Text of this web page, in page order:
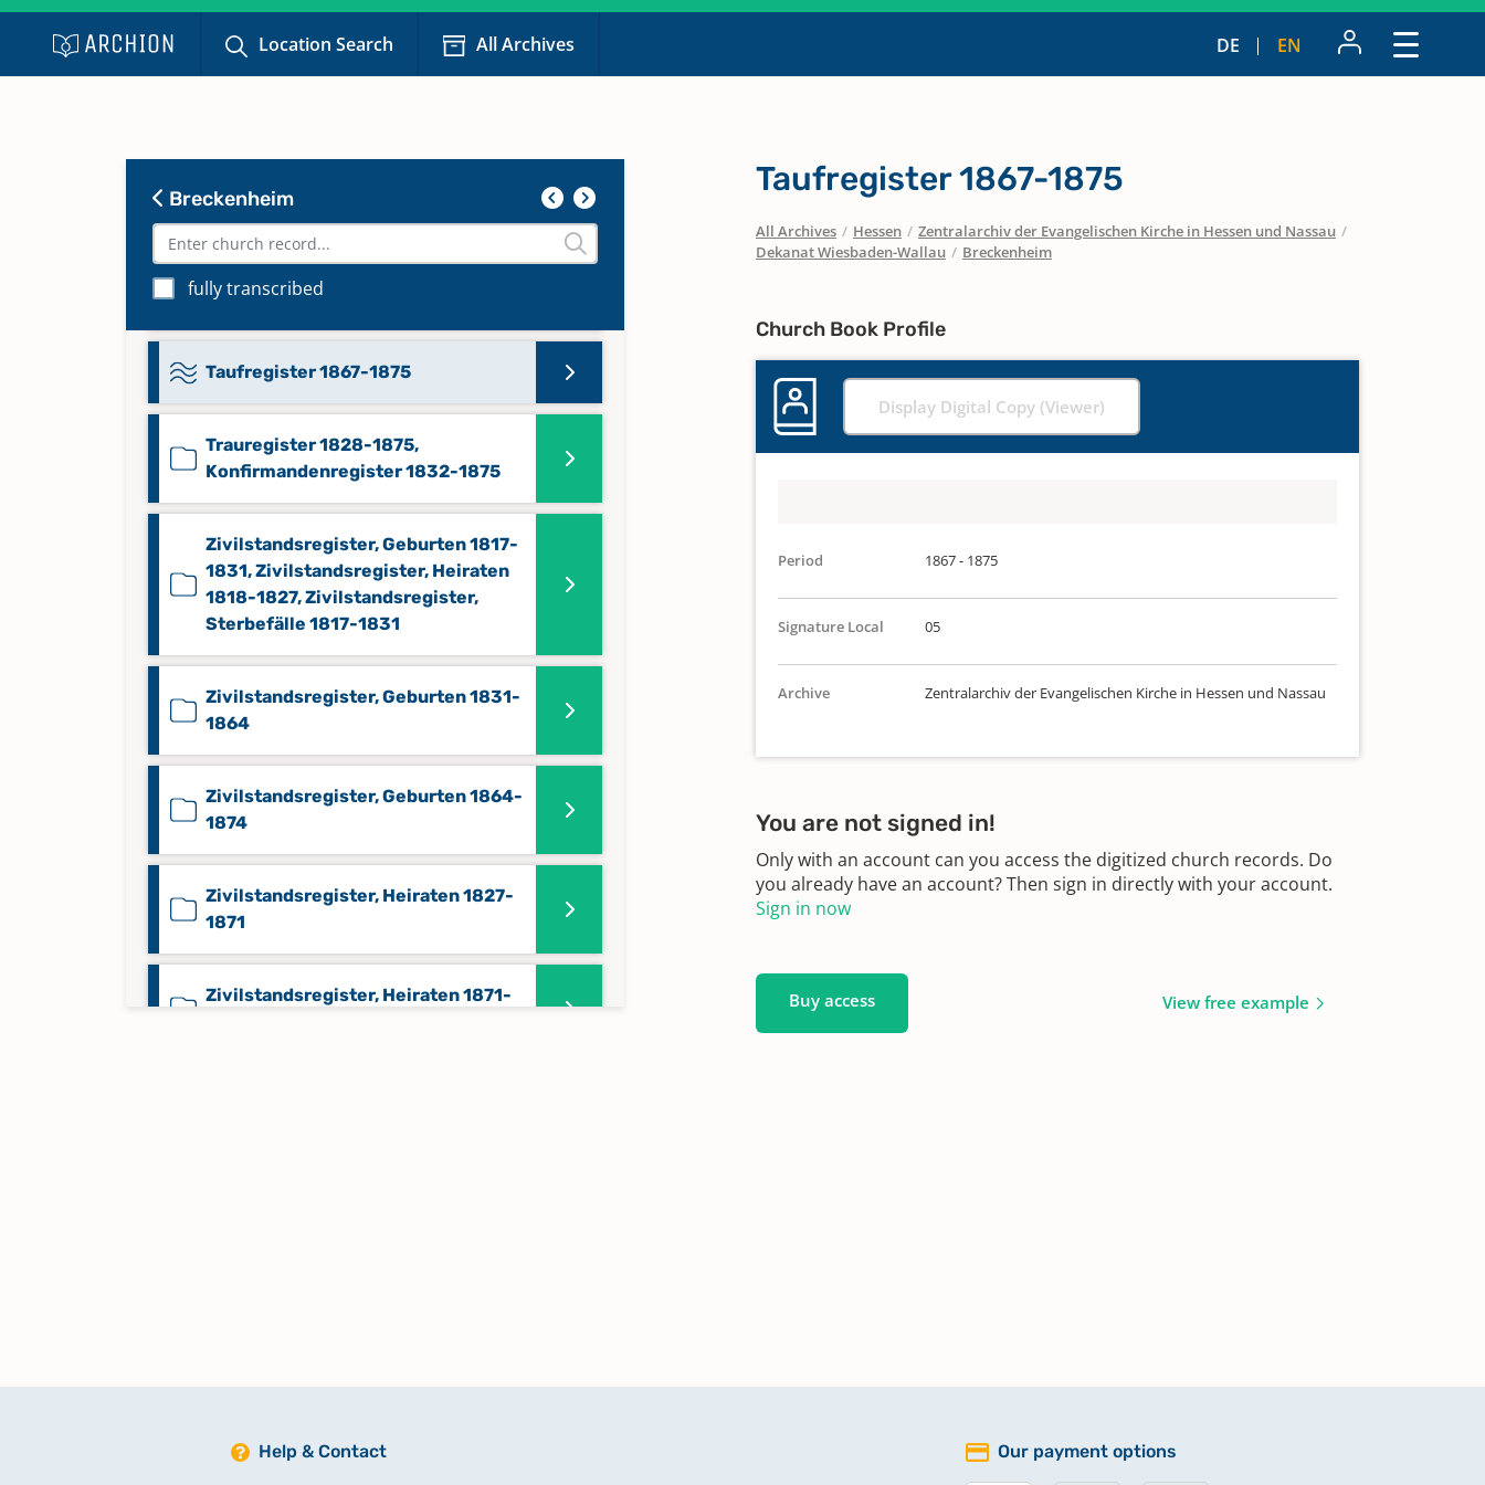
Location Search All Archives DE EN
Breckenheim
fully transcribed
1789-1818, Konfirmandenregister
1789-1818
1817-1831, Konfirmandenregister
1818-1831
Taufregister 1831-1867
Taufregister 1867-1875
Trauregister 1828-1875,
Konfirmandenregister 1832-1875
Zivilstandsregister, Geburten 1817-
1831, Zivilstandsregister, Heiraten
1818-1827, Zivilstandsregister,
Sterbefälle 1817-1831
Zivilstandsregister, Geburten 1831-
1864
Zivilstandsregister, Geburten 1864-
1874
Zivilstandsregister, Heiraten 1827-
1871
Zivilstandsregister, Heiraten 1871-
Taufregister 1867-1875
All Archives / Hessen / Zentralarchiv der Evangelischen Kirche in Hessen und Nassau /
Dekanat Wiesbaden-Wallau / Breckenheim
Church Book Profile
Display Digital Copy (Viewer)
Period 1867 - 1875
Signature Local 05
Archive Zentralarchiv der Evangelischen Kirche in Hessen und Nassau
You are not signed in!
Only with an account can you access the digitized church records. Do
you already have an account? Then sign in directly with your account.
Sign in now
Buy access View free example
Help & Contact Our payment options